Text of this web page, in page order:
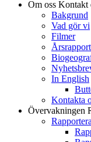
Om oss Kontakt
Bakgrund
Vad gör vi
Filmer
In English
Kontakta
Övervakningen
Rapportera